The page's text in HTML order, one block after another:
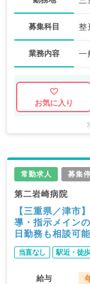
募集科目 整
業務内容 一
お気に入り
常勤求人 募集
第二岩崎病院
【三重県／津市
導・指示メイン
日勤務も相談可
当直なし 駅近・徒
給与